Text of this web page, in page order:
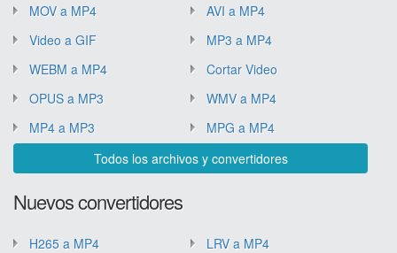
MOV a MP4
AVI a MP4
Video a GIF
MP3 a MP4
WEBM a MP4
Cortar Video
OPUS a MP3
WMV a MP4
MP4 a MP3
MPG a MP4
Todos los archivos y convertidores
Nuevos convertidores
H265 a MP4
LRV a MP4